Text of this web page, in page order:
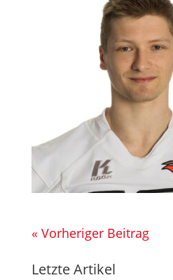
« Vorheriger Beitrag
Letzte Artikel